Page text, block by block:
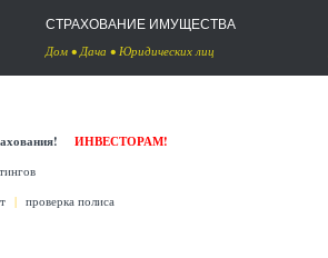
СТРАХОВАНИЕ ИМУЩЕСТВА
Дом •Дача • Юридических лиц
ИНВЕСТОРАМ!
| проверка полиса